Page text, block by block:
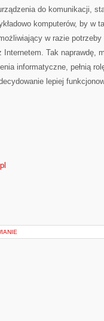
do komunikacji,
komputerów, by w
w razie
Internetem. Tak naprawdę,
informatyczne, pełnią
lepiej